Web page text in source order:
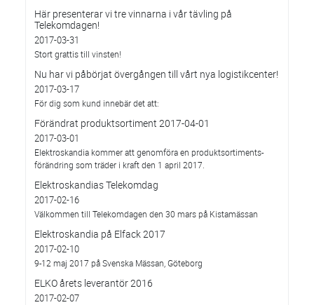
Här presenterar vi tre vinnarna i vår tävling på
Telekomdagen!
2017-03-31
Stort grattis till vinsten!
Nu har vi påbörjat övergången till vårt nya logistikcenter!
2017-03-17
För dig som kund innebär det att:
Förändrat produktsortiment 2017-04-01
2017-03-01
Elektroskandia kommer att genomföra en produktsortiments-
förändring som träder i kraft den 1 april 2017.
Elektroskandias Telekomdag
2017-02-16
Välkommen till Telekomdagen den 30 mars på Kistamässan
Elektroskandia på Elfack 2017
2017-02-10
9-12 maj 2017 på Svenska Mässan, Göteborg
ELKO årets leverantör 2016
2017-02-07